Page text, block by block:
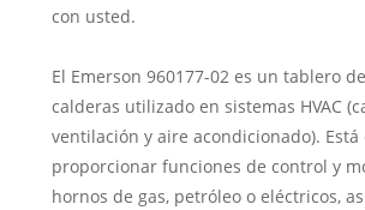
con usted.
El Emerson 960177-02 es un tablero
calderas utilizado en sistemas HVAC
ventilación y aire acondicionado).
proporcionar funciones de control y
hornos de gas, petróleo o eléctricos,